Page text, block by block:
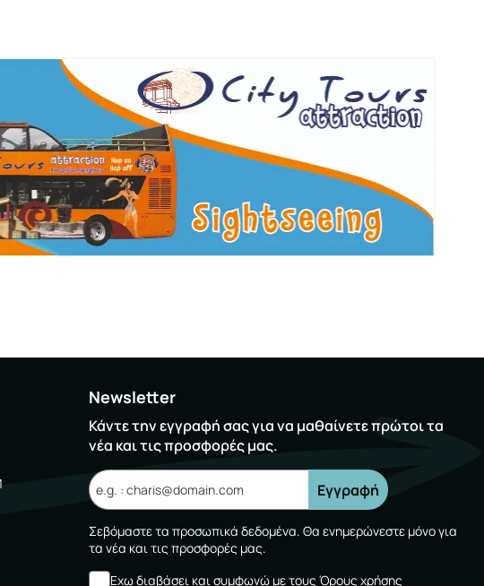
Newsletter
Κάντε την εγγραφή σας για να μαθαίνετε πρώτοι τα
νέα και τις προσφορές μας.
Εγγραφή
Σεβόμαστε τα προσωπικά δεδομένα. Θα ενημερώνεστε μόνο για
τα νέα και τις προσφορές μας.
Εχω διαβάσει και συμφωνώ με τους Όρους χρήσης